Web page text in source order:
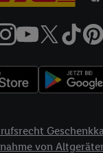
von
im Rahmen
Kombination von
von Geräten anhand
Profilen für